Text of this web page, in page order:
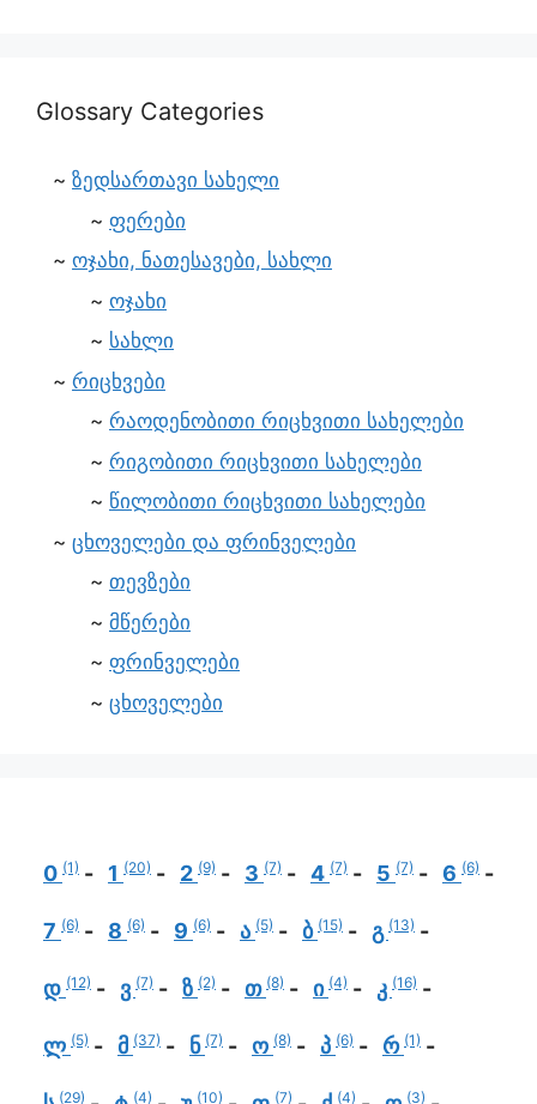
Glossary Categories
ზედსართავი სახელი
ფერები
ოჯახი, ნათესავები, სახლი
ოჯახი
სახლი
რიცხვები
რაოდენობითი რიცხვითი სახელები
რიგობითი რიცხვითი სახელები
წილობითი რიცხვითი სახელები
ცხოველები და ფრინველები
თევზები
მწერები
ფრინველები
ცხოველები
0 (1) 1 (20) 2 (9) 3 (7) 4 (7) 5 (7) 6 (6)
7 (6) 8 (6) 9 (6) ა (5) ბ (15) გ (13)
დ (12) ვ (7) ზ (2) თ (8) ი (4) კ (16)
ლ (5) მ (37) ნ (7) ო (8) პ (6) რ (1)
(29) (4) (10) (7) (4) (3)